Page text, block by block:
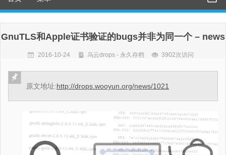
GnuTLS和Apple证书验证的bugs并非为同一个 – news
2016-10-24 乌云drops - 永久存档 3902次访问
原文地址:http://drops.wooyun.org/news/1021